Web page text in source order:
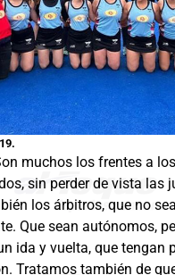
muchos los frentes a
sin perder de vista las
los árbitros, que no
Que sean autónomos,
ida y vuelta, que tengan
Tratamos también de